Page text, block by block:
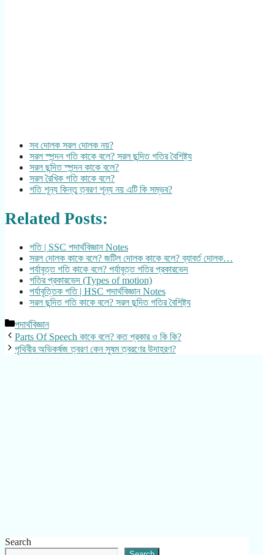
সব দোলক সরল দোলক নয়?
সরল স্পন্দন গতি কাকে বলে? সরল ছন্দিত গতির বৈশিষ্ট্য
সরল ছন্দিত স্পন্দন কাকে বলে?
সরল রৈখিক গতি কাকে বলে?
গতি শূন্য কিন্তু ত্বরণ শূন্য নয় এটি কি সম্ভব?
Related Posts:
গতি | SSC পদার্থবিজ্ঞান Notes
সরল দোলক কাকে বলে? জটিল দোলক কাকে বলে? ব্যাবর্ত দোলক…
পর্যাবৃত্ত গতি কাকে বলে? পর্যাবৃত্ত গতির প্রকারভেদ
গতির প্রকারভেদ (Types of motion)
পর্যাবৃত্তিক গতি | HSC পদার্থবিজ্ঞান Notes
সরল ছন্দিত গতি কাকে বলে? সরল ছন্দিত গতির বৈশিষ্ট্য
Categories
পদার্থবিজ্ঞান
Parts Of Speech কাকে বলে? কত প্রকার ও কি কি?
পৃথিবীর অভিকর্ষজ ত্বরণ কেন সুষম ত্বরণের উদাহরণ?
Search